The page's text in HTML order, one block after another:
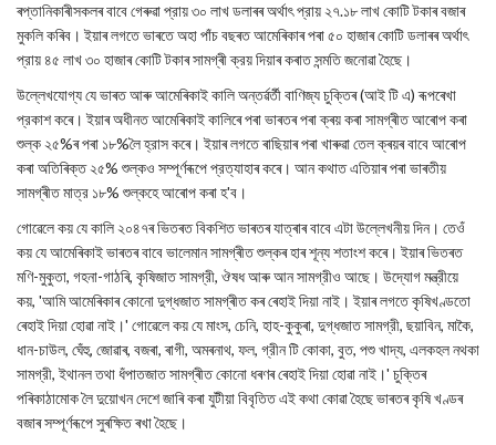
ৰপ্তানিকাৰীসকলৰ বাবে গেৰুৱা প্রায় ৩০ লাখ ডলাৰৰ অৰ্থাৎ প্রায় ২৭.১৮ লাখ কোটি টকাৰ বজাৰ
মুকলি কৰিব। ইয়াৰ লগতে ভাৰতে অহা পাঁচ বছৰত আমেৰিকাৰ পৰা ৫০ হাজাৰ কোটি ডলাৰৰ অৰ্থাৎ
প্রায় ৪৫ লাখ ৩০ হাজাৰ কোটি টকাৰ সামগ্ৰী ক্রয় দিয়াৰ কৰাত সন্মতি জনোৱা হৈছে।
উল্লেখযোগ্য যে ভাৰত আৰু আমেৰিকাই কালি অন্তৰ্ৱর্তী বাণিজ্য চুক্তিৰ (আই টি এ) ৰূপৰেখা
প্রকাশ কৰে। ইয়াৰ অধীনত আমেৰিকাই কালিৰে পৰা ভাৰতৰ পৰা ক্ৰয় কৰা সামগ্ৰীত আৰোপ কৰা
শুল্ক ২৫%ৰ পৰা ১৮%লৈ হ্রাস কৰে। ইয়াৰ লগতে ৰাছিয়াৰ পৰা খাৰুৱা তেল ক্ৰয়ৰ বাবে আৰোপ
কৰা অতিৰিক্ত ২৫% শুল্কও সম্পূৰ্ণৰূপে প্রত্যাহাৰ কৰে। আন কথাত এতিয়াৰ পৰা ভাৰতীয়
সামগ্ৰীত মাত্র ১৮% শুল্কহে আৰোপ কৰা হ'ব।
গোৱেলে কয় যে কালি ২০৪৭ৰ ভিতৰত বিকশিত ভাৰতৰ যাত্ৰাৰ বাবে এটা উল্লেখনীয় দিন। তেওঁ
কয় যে আমেৰিকাই ভাৰতৰ বাবে ভালেমান সামগ্ৰীত শুল্কৰ হাৰ শূন্য শতাংশ কৰে। ইয়াৰ ভিতৰত
মণি-মুকুতা, গহনা-গাঠৰি, কৃষিজাত সামগ্রী, ঔষধ আৰু আন সামগ্রীও আছে। উদ্যোগ মন্ত্রীয়ে
কয়, 'আমি আমেৰিকাৰ কোনো দুগ্ধজাত সামগ্ৰীত কৰ ৰেহাই দিয়া নাই। ইয়াৰ লগতে কৃষিখণ্ডতো
ৰেহাই দিয়া হোৱা নাই।' গোৱেলে কয় যে মাংস, চেনি, হাহ-কুকুৰা, দুগ্ধজাত সামগ্রী, ছয়াবিন, মাকৈ,
ধান-চাউল, ঘেঁহু, জোৱাৰ, বজৰা, ৰাগী, অমৰনাথ, ফল, গ্রীন টি কোকা, বুত, পশু খাদ্য, এলকহল নথকা
সামগ্রী, ইথানল তথা ধঁপাতজাত সামগ্ৰীত কোনো ধৰণৰ ৰেহাই দিয়া হোৱা নাই।' চুক্তিৰ
পৰিকাঠামোক লৈ দুয়োখন দেশে জাৰি কৰা যুটীয়া বিবৃতিত এই কথা কোৱা হৈছে ভাৰতৰ কৃষি খণ্ডৰ
বজাৰ সম্পূৰ্ণৰূপে সুৰক্ষিত ৰখা হৈছে।